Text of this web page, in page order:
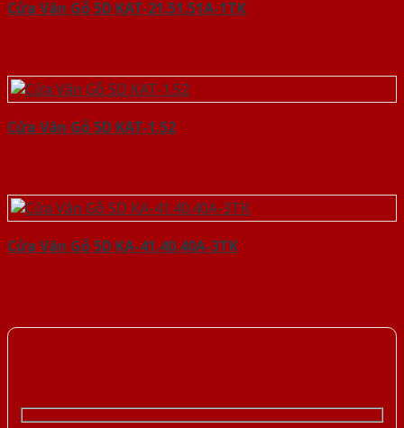
Cửa Vân Gỗ 5D KAT-21.51.51A-1TK
Cửa Vân Gỗ 5D KAT-1.52
Cửa Vân Gỗ 5D KA-41.40.40A-3TK